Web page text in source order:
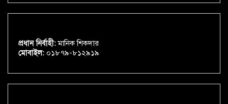
প্রধান নির্বাহী:মানিক শিকদার
মোবাইল: ০১৮৭৯-৮১২৯১৯